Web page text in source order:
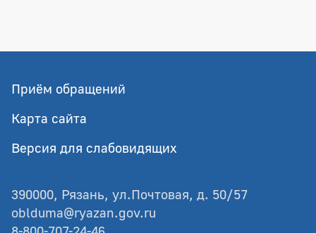
Приём обращений
Карта сайта
Версия для слабовидящих
390000, Рязань, ул.Почтовая, д. 50/57
oblduma@ryazan.gov.ru